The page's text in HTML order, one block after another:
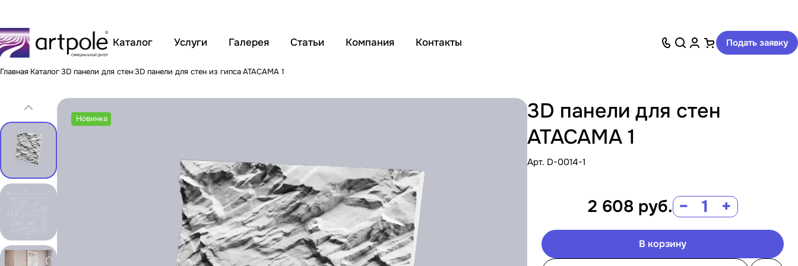
Каталог Услуги Галерея Статьи Компания Контакты Подать заявку
Главная Каталог3D панели для стен3D панели для стен из гипсаATACAMA 1
Новинка
3D панели для стен
ATACAMA 1
Арт. D-0014-1
2 608 руб. − +
В корзину